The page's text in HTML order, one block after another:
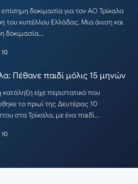
δοκιμασία για τον ΑΟ Τρίκαλα
του κυπέλλου Ελλάδας. Μια άνιση και
δοκιμασία…
Πέθανε παιδί μόλις 15 μηνών
κατάληξη είχε περιστατικό που
το πρωί της Δευτέρας 10
στα Τρίκαλα, με ένα παιδί…